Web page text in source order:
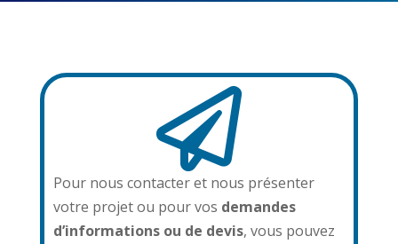

Pour nous contacter et nous présenter
votre projet ou pour vos demandes
d’informations ou de devis, vous pouvez